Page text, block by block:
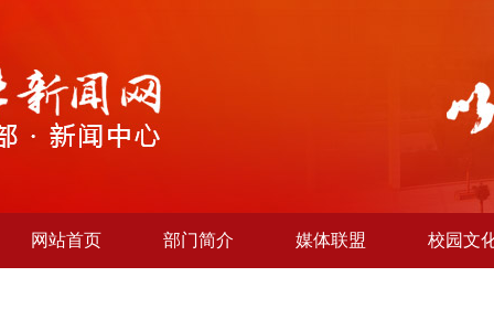
网站首页 部门简介 媒体联盟 校园文